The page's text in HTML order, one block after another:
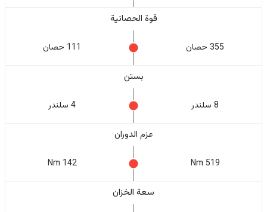
قوة الحصانية
355 حصان 111 حصان
بستن
8 سلندر 4 سلندر
عزم الدوران
519 Nm
142 Nm
سعة الخزان